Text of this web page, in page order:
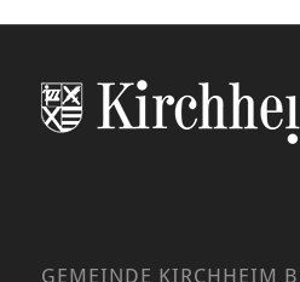
GEMEINDE KIRCHHEIM